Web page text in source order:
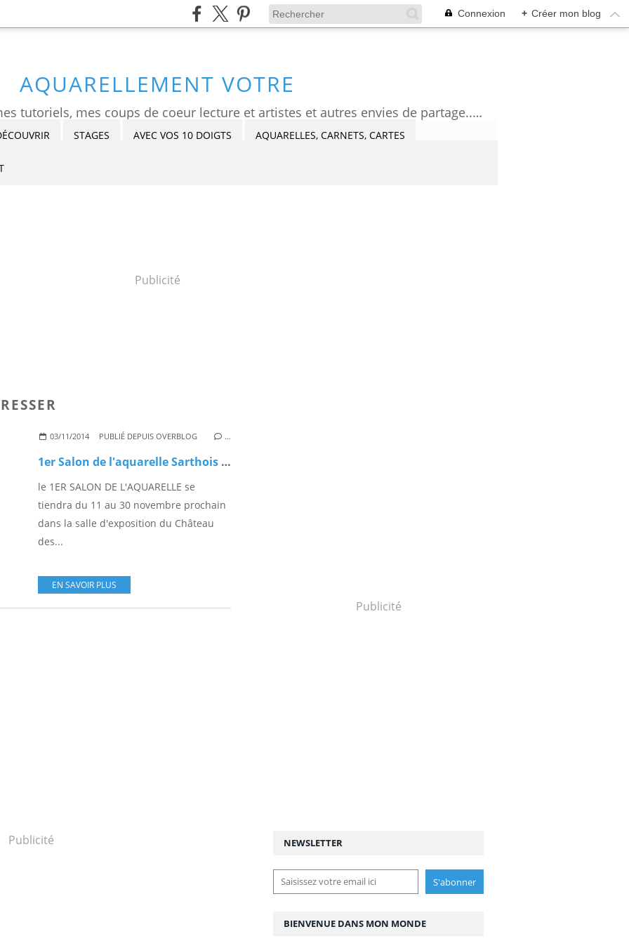
Connexion + Créer mon blog
AQUARELLEMENT VOTRE
découvrez mes aquarelles, mes tutoriels, mes coups de coeur lecture et artistes et autres envies de partage....Céline Castaingt-T.
STAGES AVEC VOS 10 DOIGTS AQUARELLES, CARNETS, CARTES
Publicité
03/11/2014 PUBLIÉ DEPUIS OVERBLOG …
1er Salon de l'aquarelle Sarthois à La Flèche
le 1ER SALON DE L'AQUARELLE se
tiendra du 11 au 30 novembre prochain
dans la salle d'exposition du Château
des...
EN SAVOIR PLUS
Publicité
Publicité
NEWSLETTER
BIENVENUE DANS MON MONDE